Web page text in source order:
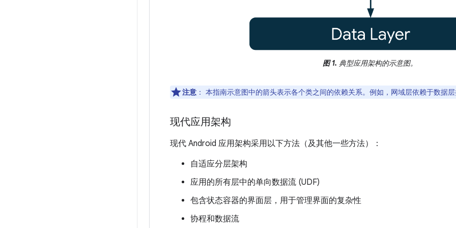
图 1. 典型应用架构的示意图。
注意 ： 本指南示意图中的箭头表示各个类之间的依赖关系。例如，网域层依赖于数据
现代应用架构
现代 Android 应用架构采用以下方法（及其他一些方法）：
自适应分层架构
应用的所有层中的单向数据流 (UDF)
包含状态容器的界面层，用于管理界面的复杂性
协程和数据流